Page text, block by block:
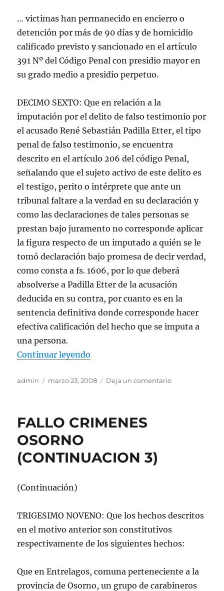
… victimas han permanecido en encierro o
detención por más de 90 días y de homicidio
calificado previsto y sancionado en el artículo
391 Nº del Código Penal con presidio mayor en
su grado medio a presidio perpetuo.
DECIMO SEXTO: Que en relación a la
imputación por el delito de falso testimonio por
el acusado René Sebastián Padilla Etter, el tipo
penal de falso testimonio, se encuentra
descrito en el artículo 206 del código Penal,
señalando que el sujeto activo de este delito es
el testigo, perito o intérprete que ante un
tribunal faltare a la verdad en su declaración y
como las declaraciones de tales personas se
prestan bajo juramento no corresponde aplicar
la figura respecto de un imputado a quién se le
tomó declaración bajo promesa de decir verdad,
como consta a fs. 1606, por lo que deberá
absolverse a Padilla Etter de la acusación
deducida en su contra, por cuanto es en la
sentencia definitiva donde corresponde hacer
efectiva calificación del hecho que se imputa a
una persona.
Continuar leyendo
Autor
admin
Publicado
marzo 23, 2008 Deja un comentarioen
FALLO CRIMENES
OSORNO
(CONTINUACION 3)
(Continuación)
TRIGESIMO NOVENO: Que los hechos descritos
en el motivo anterior son constitutivos
respectivamente de los siguientes hechos:
Que en Entrelagos, comuna perteneciente a la
provincia de Osorno, un grupo de carabineros